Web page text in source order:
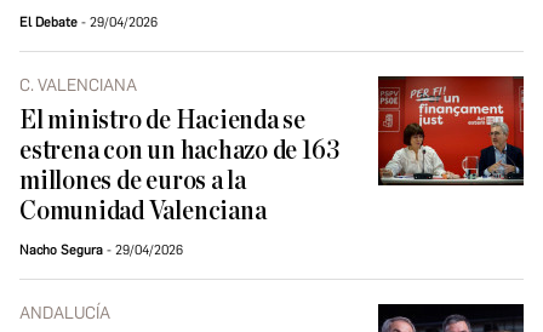
El Debate 29/04/2026
C. VALENCIANA
El ministro de Hacienda se
estrena con un hachazo de 163
millones de euros a la
Comunidad Valenciana
Nacho Segura 29/04/2026
ANDALUCÍA